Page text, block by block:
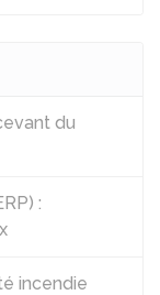
du
:
incendie